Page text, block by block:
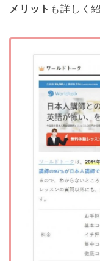
メリット も詳しく